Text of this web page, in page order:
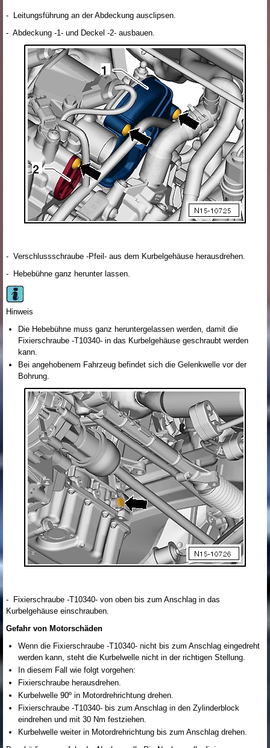
- Leitungsführung an der Abdeckung ausclipsen.
- Abdeckung -1- und Deckel -2- ausbauen.
- Verschlussschraube -Pfeil- aus dem Kurbelgehäuse herausdrehen.
- Hebebühne ganz herunter lassen.
Hinweis
Die Hebebühne muss ganz heruntergelassen werden, damit die
Fixierschraube -T10340- in das Kurbelgehäuse geschraubt werden
kann.
Bei angehobenem Fahrzeug befindet sich die Gelenkwelle vor der
Bohrung.
- Fixierschraube -T10340- von oben bis zum Anschlag in das
Kurbelgehäuse einschrauben.
Gefahr von Motorschäden
Wenn die Fixierschraube -T10340- nicht bis zum Anschlag eingedreht
werden kann, steht die Kurbelwelle nicht in der richtigen Stellung.
In diesem Fall wie folgt vorgehen:
Fixierschraube herausdrehen.
Kurbelwelle 90º in Motordrehrichtung drehen.
Fixierschraube -T10340- bis zum Anschlag in den Zylinderblock
eindrehen und mit 30 Nm festziehen.
Kurbelwelle weiter in Motordrehrichtung bis zum Anschlag drehen.